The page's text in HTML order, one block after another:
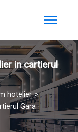
in cartierul
hotelier
Gara